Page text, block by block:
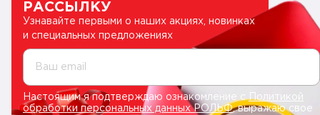
РАССЫЛКУ
Узнавайте первыми о наших акциях, новинках
и специальных предложениях
Ваш email
Настоящим я подтверждаю ознакомление сПолитикой
обработки персональных данных РОЛЬФ, выражаю свое